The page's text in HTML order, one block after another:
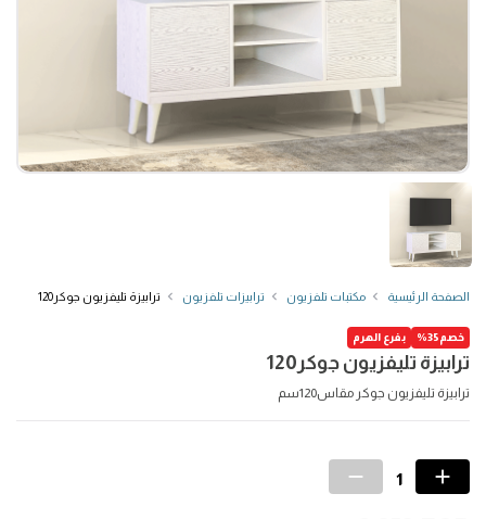
الصفحة الرئيسية مكتبات تلفزيون ترابيزات تلفزيون ترابيزة تليفزيون جوكر120
ترابيزة تليفزيون جوكر120
خصم35% بفرع الهرم
ترابيزة تليفزيون جوكر مقاس120سم